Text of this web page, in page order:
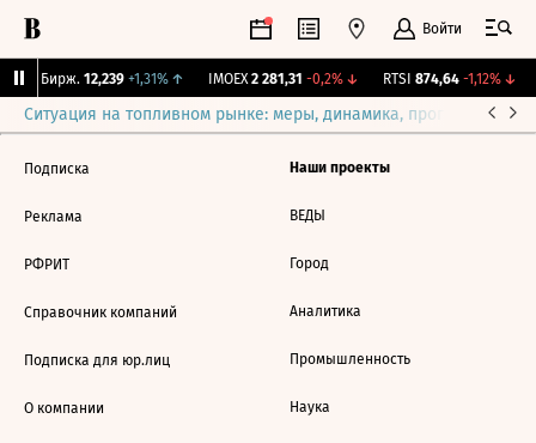
Войти
CNY Бирж. 12,239 +1,31%↑ IMOEX 2 281,31 -0,2%↓ RTSI 874,64 -1,12%↓
Ситуация на топливном рынке: меры, динамика, прогнозы
Подписка
Реклама
РФРИТ
Справочник компаний
Подписка для юр.лиц
О компании
Наши проекты
ВЕДЫ
Город
Аналитика
Промышленность
Наука